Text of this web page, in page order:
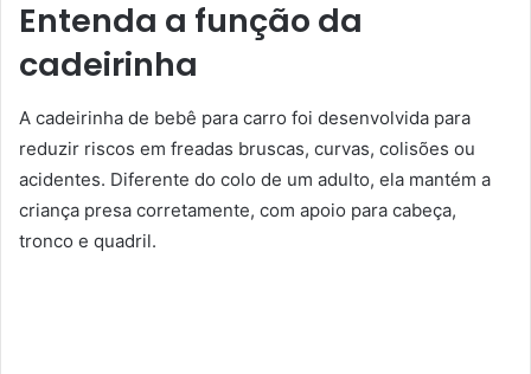
Entenda a função da
cadeirinha
A cadeirinha de bebê para carro foi desenvolvida para
reduzir riscos em freadas bruscas, curvas, colisões ou
acidentes. Diferente do colo de um adulto, ela mantém a
criança presa corretamente, com apoio para cabeça,
tronco e quadril.